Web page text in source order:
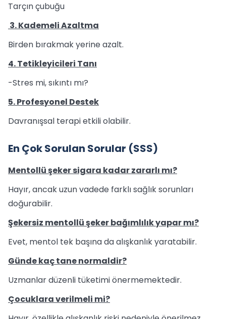
Tarçın çubuğu
3. Kademeli Azaltma
Birden bırakmak yerine azalt.
4. Tetikleyicileri Tanı
-Stres mi, sıkıntı mı?
5. Profesyonel Destek
Davranışsal terapi etkili olabilir.
En Çok Sorulan Sorular (SSS)
Mentollü şeker sigara kadar zararlı mı?
Hayır, ancak uzun vadede farklı sağlık sorunları
doğurabilir.
Şekersiz mentollü şeker bağımlılık yapar mı?
Evet, mentol tek başına da alışkanlık yaratabilir.
Günde kaç tane normaldir?
Uzmanlar düzenli tüketimi önermemektedir.
Çocuklara verilmeli mi?